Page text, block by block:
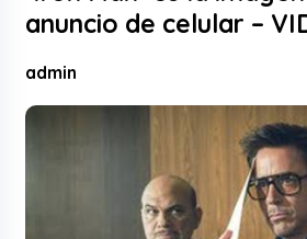
anuncio de celular –
admin